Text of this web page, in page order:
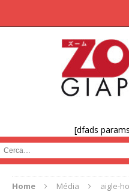
[dfads
Cerca :
Home Média aigle-